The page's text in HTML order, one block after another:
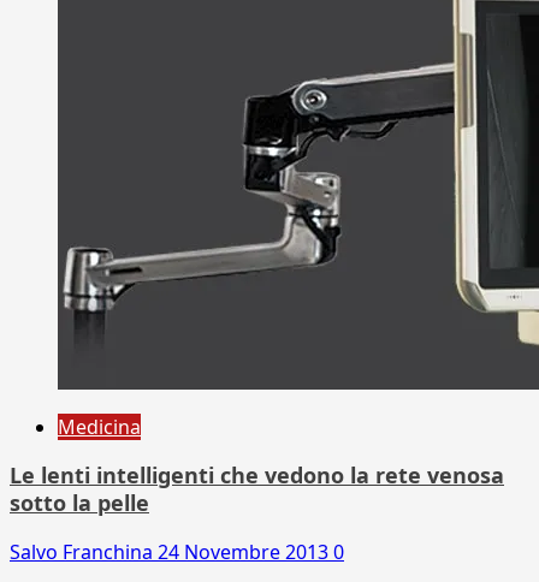
Medicina
Le lenti intelligenti che vedono la rete venosa
sotto la pelle
Salvo Franchina 24 Novembre 20130